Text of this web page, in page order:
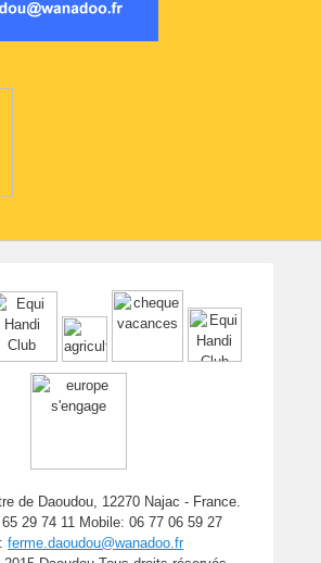
de Daoudou, 12270 Najac - France.
29 74 11 Mobile: 06 77 06 59 27
ferme.daoudou@wanadoo.fr